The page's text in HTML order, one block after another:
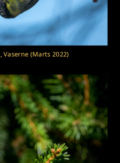
Vaserne (Marts 2022)